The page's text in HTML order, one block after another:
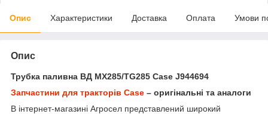
Опис Характеристики Доставка Оплата Умови
Опис
Трубка паливна ВД MX285/TG285 Case J944694
Запчастини для тракторів Case – оригінальні та аналоги
В інтернет-магазині Агросел представлений широкий